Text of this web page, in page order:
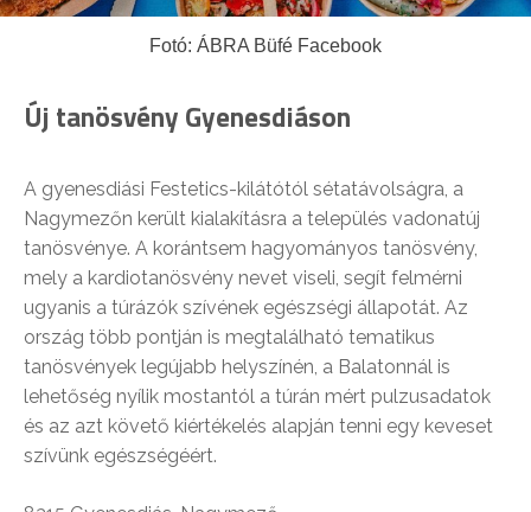
Fotó: ÁBRA Büfé Facebook
Új tanösvény Gyenesdiáson
A gyenesdiási Festetics-kilátótól sétatávolságra, a
Nagymezőn került kialakításra a település vadonatúj
tanösvénye. A korántsem hagyományos tanösvény,
mely a kardiotanösvény nevet viseli, segít felmérni
ugyanis a túrázók szívének egészségi állapotát. Az
ország több pontján is megtalálható tematikus
tanösvények legújabb helyszínén, a Balatonnál is
lehetőség nyílik mostantól a túrán mért pulzusadatok
és az azt követő kiértékelés alapján tenni egy keveset
szívünk egészségéért.